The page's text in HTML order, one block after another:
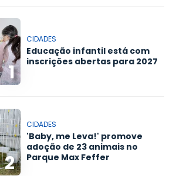
1
CIDADES
Educação infantil está com
inscrições abertas para 2027
2
CIDADES
'Baby, me Leva!' promove
adoção de 23 animais no
Parque Max Feffer